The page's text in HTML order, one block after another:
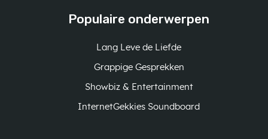
Populaire onderwerpen
Lang Leve de Liefde
Grappige Gesprekken
Showbiz & Entertainment
InternetGekkies Soundboard